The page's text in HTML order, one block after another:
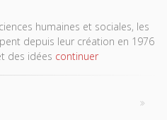
humaines et sociales, les
depuis leur création en 1976
des idées continuer